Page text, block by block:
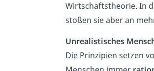
Wirtschaftstheorie. In
stoßen sie aber an
Unrealistisches
Die Prinzipien setzen